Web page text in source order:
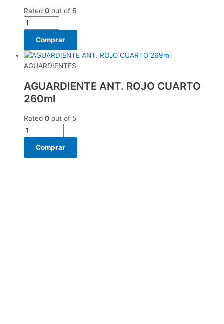
Rated 0 out of 5
Comprar
AGUARDIENTES
AGUARDIENTE ANT. ROJO CUARTO
260ml
Rated 0 out of 5
Comprar